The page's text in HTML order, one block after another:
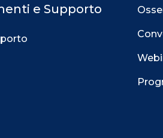
e Supporto